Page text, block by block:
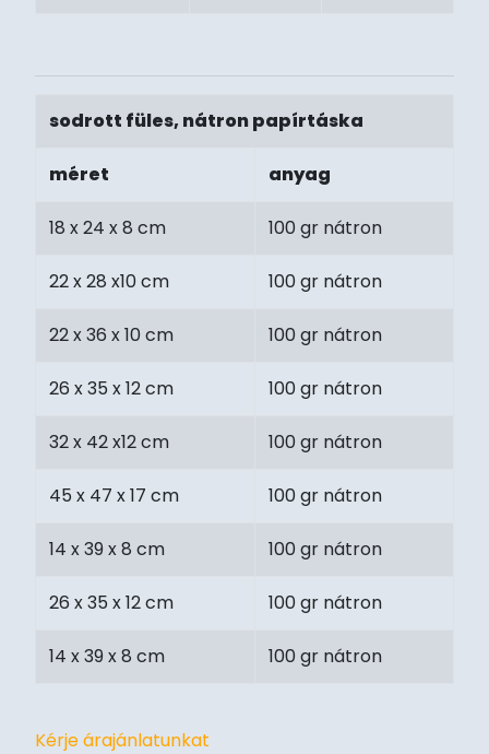
sodrott füles, nátron papírtáska
méret anyag
18 x 24 x 8 cm 100 gr nátron
22 x 28 x10 cm 100 gr nátron
22 x 36 x 10 cm 100 gr nátron
26 x 35 x 12 cm 100 gr nátron
32 x 42 x12 cm 100 gr nátron
45 x 47 x 17 cm 100 gr nátron
14 x 39 x 8 cm 100 gr nátron
26 x 35 x 12 cm 100 gr nátron
14 x 39 x 8 cm 100 gr nátron
Kérje árajánlatunkat